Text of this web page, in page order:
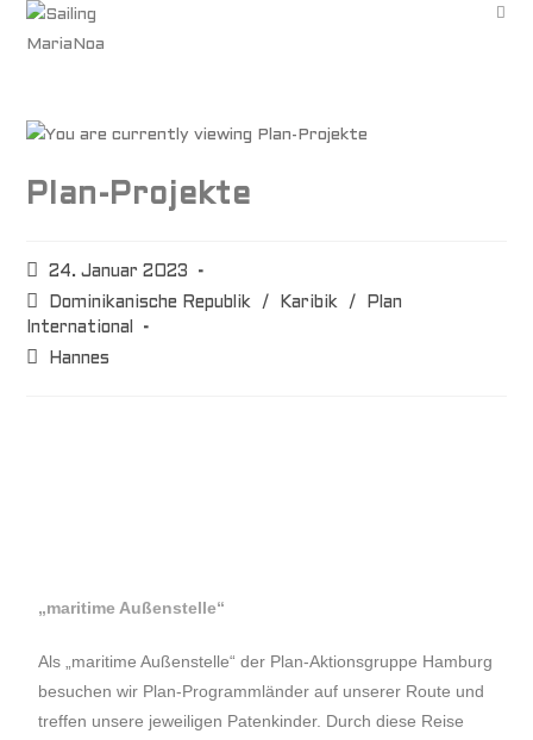
Plan-Projekte
24. Januar 2023
Dominikanische Republik
/ Karibik /
Plan
International
Hannes
„maritime Außenstelle“
Als „maritime Außenstelle“ der Plan-Aktionsgruppe Hamburg
besuchen wir Plan-Programmländer auf unserer Route und
treffen unsere jeweiligen Patenkinder. Durch diese Reise